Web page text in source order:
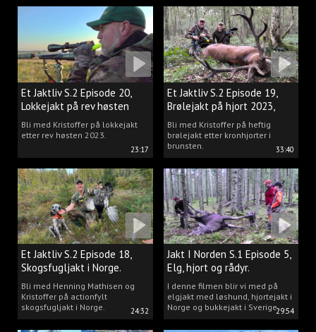
23:17
Et Jaktliv S.2 Episode 20,
Lokkejakt på rev høsten
2023.
Bli med Kristoffer på lokkejakt
etter rev høsten 2023.
33:40
Et Jaktliv S.2 Episode 19,
Brølejakt på hjort 2023,
del.1
Bli med Kristoffer på heftig
brølejakt etter kronhjorter i
brunsten.
24:32
Et Jaktliv S.2 Episode 18,
Skogsfugljakt i Norge.
Bli med Henning Mathisen og
Kristoffer på actionfylt
skogsfugljakt i Norge.
29:54
Jakt I Norden S.1 Episode 5,
Elg, hjort og rådyr.
I denne filmen blir vi med på
elgjakt med løshund, hjortejakt i
Norge og bukkejakt i Sverige.